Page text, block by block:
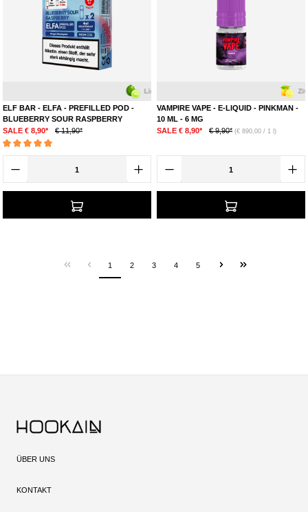
Limette
ELF BAR - ELFA - PREFILLED POD -
BLUEBERRY SOUR RASPBERRY
SALE € 8,90*
€ 11,90*
Durchschnittliche Bewertung von 5 von 5 Sternen
Zitrone
VAMPIRE VAPE - E-LIQUID - PINKMAN -
10 ML - 6 MG
SALE € 8,90*
€ 9,90* (€ 890,00 / 1 l)
1 2 3 4 5
ÜBER UNS
KONTAKT